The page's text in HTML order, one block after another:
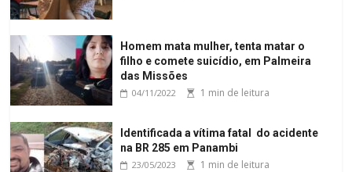
Homem mata mulher, tenta matar o
filho e comete suicídio, em Palmeira
das Missões
04/11/2022 1 min de leitura
Identificada a vítima fatal do acidente
na BR 285 em Panambi
23/05/2023 1 min de leitura